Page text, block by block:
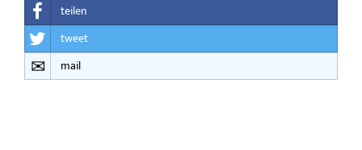
teilen
tweet
mail